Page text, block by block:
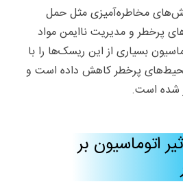
مخاطره‌آمیزی مثل حمل
پرخطر و مدیریت ناایمن مواد
بسیاری از این ریسک‌ها را با
پرخطر کاهش داده است و
شده است.
اتوماسیون بر